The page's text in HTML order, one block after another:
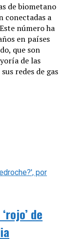
de biometano
conectadas a
número ha
en países
que son
de las
redes de gas
de